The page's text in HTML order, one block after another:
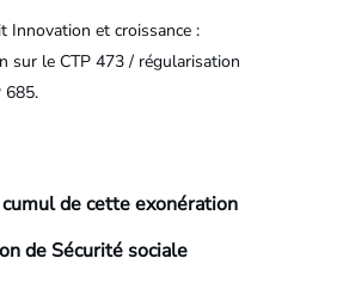
Innovation et croissance :
sur le CTP 473 / régularisation
685.
de cette exonération
de Sécurité sociale